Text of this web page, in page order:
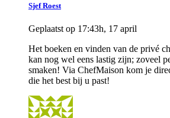
Sjef Roest
Geplaatst op 17:43h, 17 april
Het boeken en vinden van de privé
kan nog wel eens lastig zijn; zoveel
smaken! Via ChefMaison kom je
die het best bij u past!